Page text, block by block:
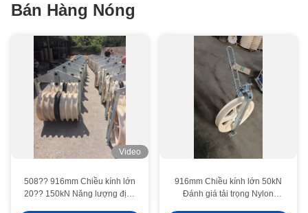
Bán Hàng Nóng
Video
508?? 916mm Chiều kính lớn
20?? 150kN Năng lượng định
916mm Chiều kính lớn 50kN
Đánh giá tải trọng Nylon